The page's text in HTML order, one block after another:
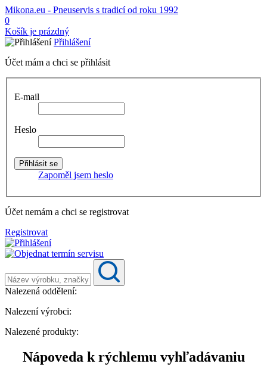
Mikona.eu - Pneuservis s tradicí od roku 1992
0
Košík je prázdný
Přihlášení
Účet mám a chci se přihlásit
E-mail
Heslo
Zapoměl jsem heslo
Účet nemám a chci se registrovat
Registrovat
Nalezená oddělení:
Nalezení výrobci:
Nalezené produkty:
Nápoveda k rýchlemu vyhľadávaniu